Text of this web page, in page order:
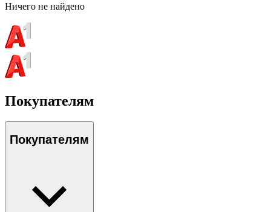
Ничего не найдено
Покупателям
Покупателям